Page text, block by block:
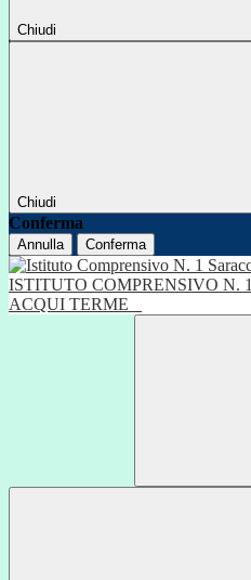
Chiudi
Chiudi
Conferma
Annulla Conferma
ISTITUTO COMPRENSIVO N. 1
ACQUI TERME